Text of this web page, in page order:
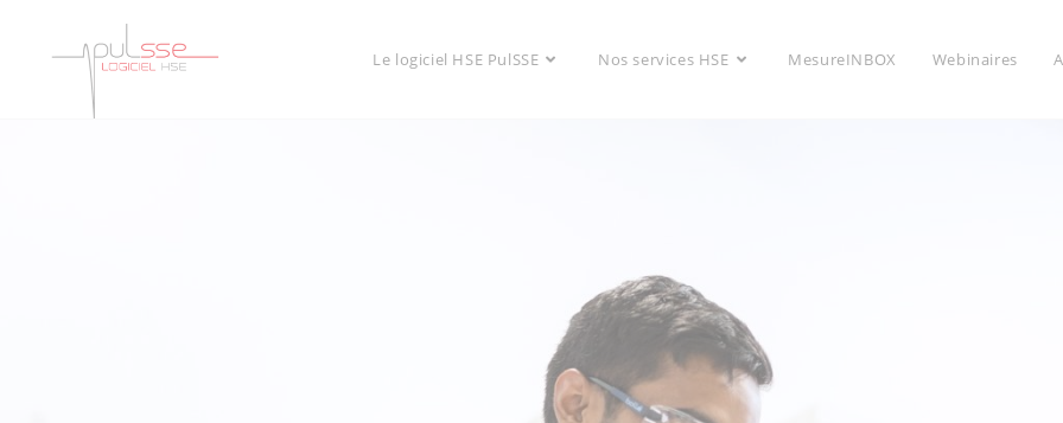
Le logiciel HSE PulSSE Nos services HSE MesureINBOX Webinaires